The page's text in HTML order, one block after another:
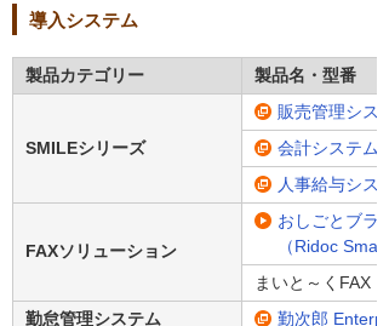
導入システム
製品カテゴリー 製品名・型番
SMILEシリーズ
販売管理シス
会計システム
人事給与シス
FAXソリューション
おしごとブラ
（Ridoc
まいと～くFAX
勤怠管理システム
勤次郎